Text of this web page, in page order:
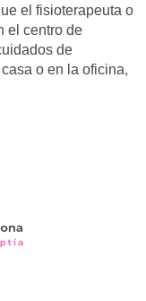
el fisioterapeuta o
el centro de
de
o en la oficina,